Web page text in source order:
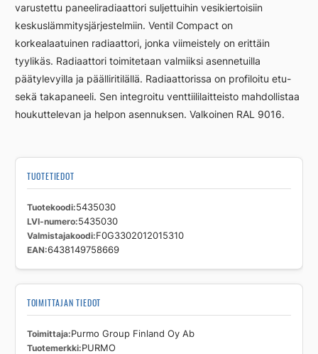
RRCV33
200
1200
määrä
varustettu paneeliradiaattori suljettuihin vesikiertoisiin
keskuslämmitysjärjestelmiin. Ventil Compact on
korkealaatuinen radiaattori, jonka viimeistely on erittäin
tyylikäs. Radiaattori toimitetaan valmiiksi asennetuilla
päätylevyilla ja päälliritilällä. Radiaattorissa on profiloitu etu-
sekä takapaneeli. Sen integroitu venttiililaitteisto mahdollistaa
houkuttelevan ja helpon asennuksen. Valkoinen RAL 9016.
TUOTETIEDOT
Tuotekoodi 5435030
LVI-numero 5435030
Valmistajakoodi F0G3302012015310
EAN 6438149758669
TOIMITTAJAN TIEDOT
Toimittaja Purmo Group Finland Oy Ab
Tuotemerkki PURMO